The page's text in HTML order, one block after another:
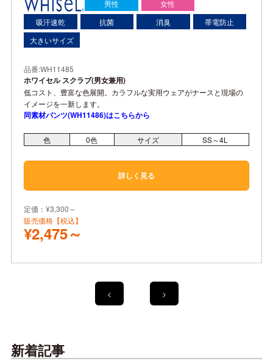
男性
女性
吸汗速乾
抗菌 消臭
帯電防止
大きいサイズ
品番:WH11485
ホワイセル スクラブ(男女兼用)
低コスト、豊富な色展開。カラフルな実用ウェアがナースと現場の
イメージを一新します。
同素材パンツ(WH11486)はこちらから
色 0色 サイズ SS～4L
詳しく見る
定価：¥3,300～
販売価格【税込】
¥2,475～
< >
新着記事